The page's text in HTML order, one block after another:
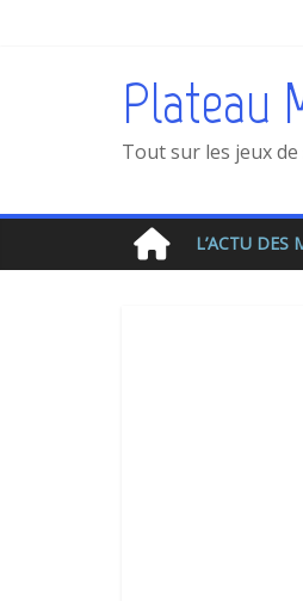
Plateau
Tout sur les jeux
L’ACTU DES